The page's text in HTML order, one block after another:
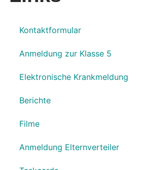
Kontaktformular
Anmeldung zur Klasse 5
Elektronische Krankmeldung
Berichte
Filme
Anmeldung Elternverteiler